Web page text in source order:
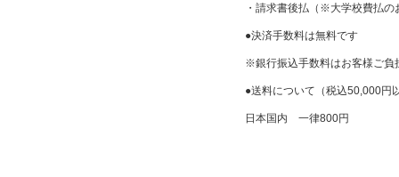
・請求書後払（※大学校費払の
●決済手数料は無料です
※銀行振込手数料はお客様ご負
●送料について（税込50,000円
日本国内 一律800円